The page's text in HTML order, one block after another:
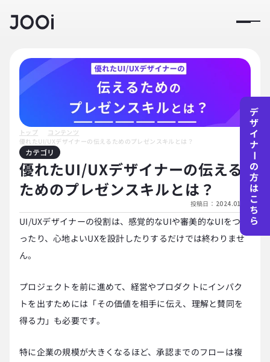
トップ
コンテンツ
優れたUI/UXデザイナーの伝えるためのプレゼンスキルとは？
カテゴリ
優れたUI/UXデザイナーの伝える
ためのプレゼンスキルとは？
投稿日： 2024.01.01
UI/UXデザイナーの役割は、感覚的なUIや審美的なUIをつく
ったり、心地よいUXを設計したりするだけでは終わりませ
ん。
プロジェクトを前に進めて、経営やプロダクトにインパク
トを出すためには「その価値を相手に伝え、理解と賛同を
得る力」も必要です。
特に企業の規模が大きくなるほど、承認までのフローは複
デ
ザ
イ
ナ
の
方
は
こ
ち
ら